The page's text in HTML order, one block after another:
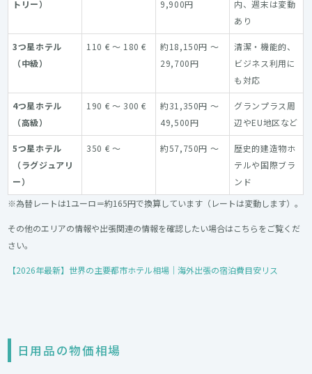
トリー）
9,900円
内、週末は変動
あり
3つ星ホテル
（中級）
110 € ～ 180 €
約18,150円 ～
29,700円
清潔・機能的、
ビジネス利用に
も対応
4つ星ホテル
（高級）
190 € ～ 300 €
約31,350円 ～
49,500円
グランプラス周
辺やEU地区など
5つ星ホテル
（ラグジュアリ
ー）
350 € ～ 約57,750円 ～
歴史的建造物ホ
テルや国際ブラ
ンド
※為替レートは1ユーロ＝約165円で換算しています（レートは変動します）。
その他のエリアの情報や出張関連の情報を確認したい場合はこちらをご覧くだ
さい。
【2026年最新】世界の主要都市ホテル相場｜海外出張の宿泊費目安リス
日用品の物価相場